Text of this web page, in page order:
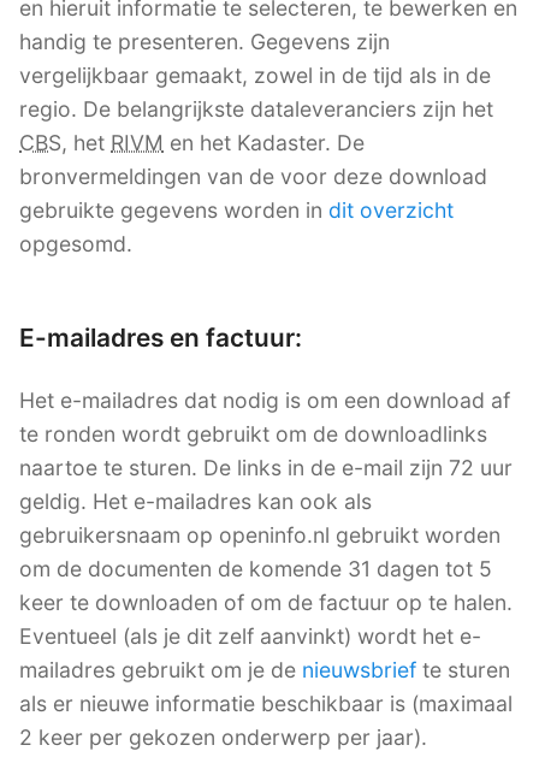
en hieruit informatie te selecteren, te bewerken en
handig te presenteren. Gegevens zijn
vergelijkbaar gemaakt, zowel in de tijd als in de
regio. De belangrijkste dataleveranciers zijn het
CBS, het RIVM en het Kadaster. De
bronvermeldingen van de voor deze download
gebruikte gegevens worden in dit overzicht
opgesomd.
E-mailadres en factuur:
Het e-mailadres dat nodig is om een download af
te ronden wordt gebruikt om de downloadlinks
naartoe te sturen. De links in de e-mail zijn 72 uur
geldig. Het e-mailadres kan ook als
gebruikersnaam op openinfo.nl gebruikt worden
om de documenten de komende 31 dagen tot 5
keer te downloaden of om de factuur op te halen.
Eventueel (als je dit zelf aanvinkt) wordt het e-
mailadres gebruikt om je de nieuwsbrief te sturen
als er nieuwe informatie beschikbaar is (maximaal
2 keer per gekozen onderwerp per jaar).